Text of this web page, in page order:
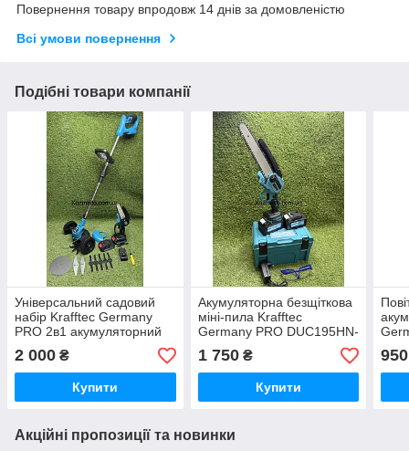
Повернення товару впродовж 14 днів за домовленістю
Всі умови повернення
Подібні товари компанії
Універсальний садовий
набір Krafftec Germany
PRO 2в1 акумуляторний
тример AZ144/PRO та
мініпила DUC155Z
UR150DWAE 48 V 6 Ah
2 000 ₴
Купити
Акумуляторна безщіткова
міні-пила Krafftec
Germany PRO DUC195HN-
8 (48V, 6Ah, 2 АКБ + ЗП,
шина 20 см, автоматичне
змащення
1 750₴
Купити
950
Акційні пропозиції та новинки